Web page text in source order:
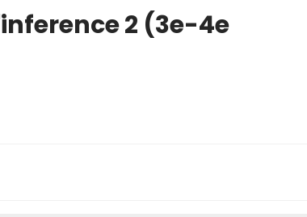
2 (3e-4e